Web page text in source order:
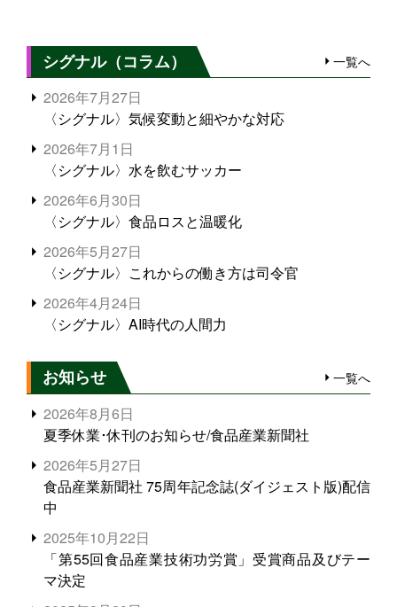
シグナル（コラム） 一覧へ
2026年7月27日
〈シグナル〉気候変動と細やかな対応
2026年7月1日
〈シグナル〉水を飲むサッカー
2026年6月30日
〈シグナル〉食品ロスと温暖化
2026年5月27日
〈シグナル〉これからの働き方は司令官
2026年4月24日
〈シグナル〉AI時代の人間力
お知らせ 一覧へ
2026年8月6日
夏季休業･休刊のお知らせ/食品産業新聞社
2026年5月27日
食品産業新聞社 75周年記念誌(ダイジェスト版)配信
中
2025年10月22日
「第55回食品産業技術功労賞」受賞商品及びテー
マ決定